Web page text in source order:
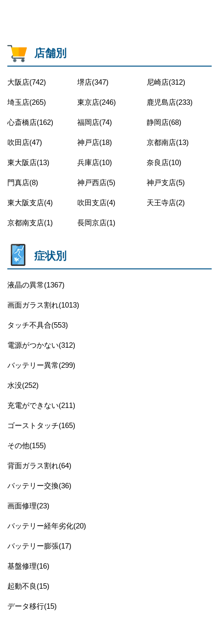
店舗別
大阪店(742) 堺店(347) 尼崎店(312)
埼玉店(265) 東京店(246) 鹿児島店(233)
心斎橋店(162) 福岡店(74) 静岡店(68)
吹田店(47) 神戸店(18) 京都南店(13)
東大阪店(13) 兵庫店(10) 奈良店(10)
門真店(8) 神戸西店(5) 神戸支店(5)
東大阪支店(4) 吹田支店(4) 天王寺店(2)
京都南支店(1) 長岡京店(1)
症状別
液晶の異常(1367)
画面ガラス割れ(1013)
タッチ不具合(553)
電源がつかない(312)
バッテリー異常(299)
水没(252)
充電ができない(211)
ゴーストタッチ(165)
その他(155)
背面ガラス割れ(64)
バッテリー交換(36)
画面修理(23)
バッテリー経年劣化(20)
バッテリー膨張(17)
基盤修理(16)
起動不良(15)
データ移行(15)